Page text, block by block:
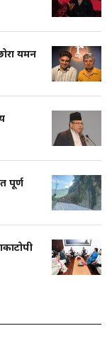
यमन
पूर्ण